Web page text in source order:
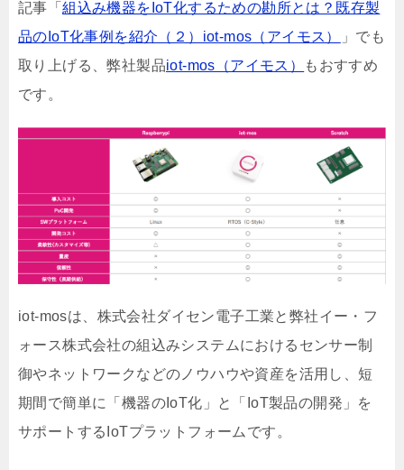
記事「組込み機器をIoT化するための勘所とは？既存製
品のIoT化事例を紹介（２）iot-mos（アイモス）
」でも
取り上げる、弊社製品iot-mos（アイモス）
もおすすめ
です。
iot-mosは、株式会社ダイセン電子工業と弊社イー・フ
ォース株式会社の組込みシステムにおけるセンサー制
御やネットワークなどのノウハウや資産を活用し、短
期間で簡単に「機器のIoT化」と「IoT製品の開発」を
サポートするIoTプラットフォームです。